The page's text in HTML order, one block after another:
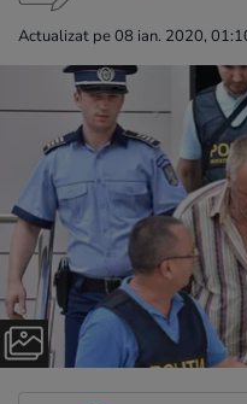
Actualizat pe 08 ian. 2020,